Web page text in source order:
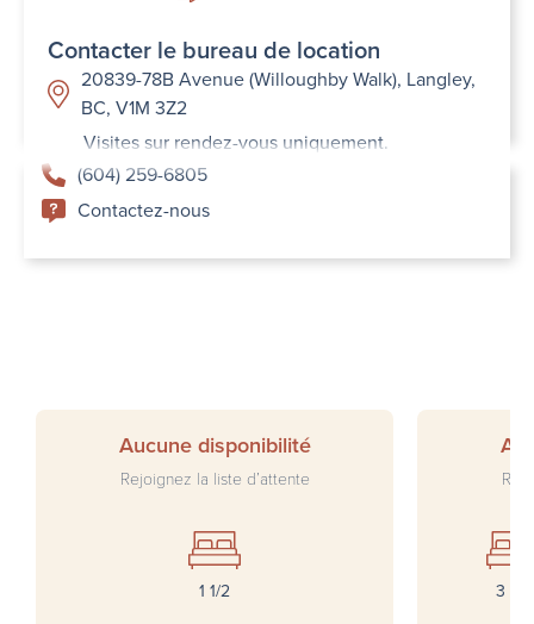
Contacter le bureau de location
20839-78B Avenue (Willoughby Walk), Langley,
BC, V1M 3Z2
Visites sur rendez-vous uniquement.
(604) 259-6805
Contactez-nous
Aucune disponibilité
Rejoignez la liste d’attente
1 1/2 3 1/2